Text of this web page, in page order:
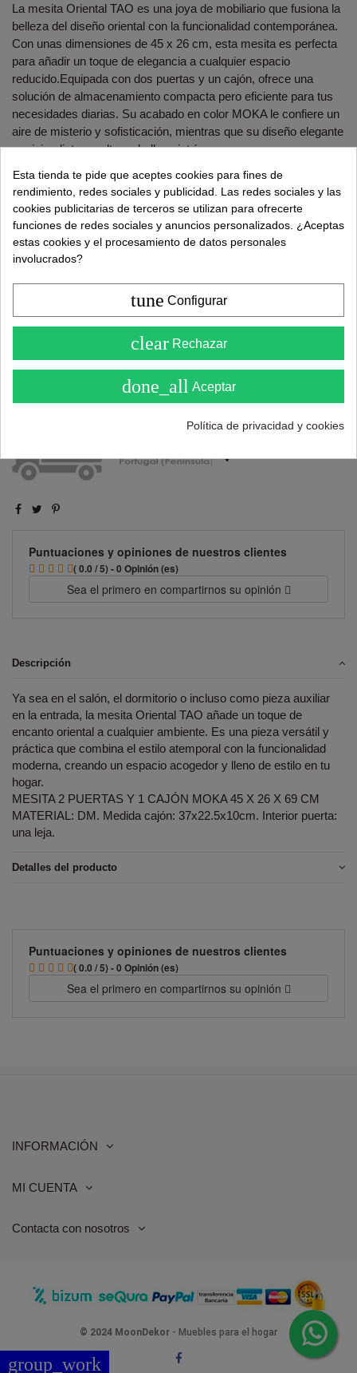
La mesita Oriental TAO es una joya de mobiliario que fusiona la
belleza del diseño oriental con la funcionalidad contemporánea.
Con unas dimensiones de 45 x 26 cm, esta mesita es perfecta
para añadir un toque de elegancia a cualquier espacio
reducido.Equipada con dos puertas y un cajón, ofrece una
solución de almacenamiento compacta pero eficiente para tus
necesidades diarias. Su acabado en color MOKA le confiere un
aire de misterio y sofisticación, mientras que su diseño elegante
y minimalista resalta su belleza intrínseca.
¿Necesitas ayuda?tel.638 524 811o962 881 077
Recuerda utiliza "PROMO"para obtener un5% dto
extra.Más info
157,00 €
Añadir al carrito
Puntuaciones y opiniones de nuestros clientes
( 0.0 / 5) - 0 Opinión (es)
Sea el primero en compartirnos su opinión
Descripción
Ya sea en el salón, el dormitorio o incluso como pieza auxiliar
en la entrada, la mesita Oriental TAO añade un toque de
encanto oriental a cualquier ambiente. Es una pieza versátil y
práctica que combina el estilo atemporal con la funcionalidad
moderna, creando un espacio acogedor y lleno de estilo en tu
hogar.
MESITA 2 PUERTAS Y 1 CAJÓN MOKA 45 X 26 X 69 CM
MATERIAL: DM. Medida cajón: 37x22.5x10cm. Interior puerta:
una leja.
Detalles del producto
Puntuaciones y opiniones de nuestros clientes
( 0.0 / 5) - 0 Opinión (es)
Sea el primero en compartirnos su opinión
INFORMACIÓN
MI CUENTA
Contacta con nosotros
© 2024 MoonDekor - Muebles para el hogar
Esta tienda te pide que aceptes cookies para fines de
rendimiento, redes sociales y publicidad. Las redes sociales y las
cookies publicitarias de terceros se utilizan para ofrecerte
funciones de redes sociales y anuncios personalizados. ¿Aceptas
estas cookies y el procesamiento de datos personales
involucrados?
tune Configurar
clear Rechazar
done_all Aceptar
Política de privacidad y cookies
group_work